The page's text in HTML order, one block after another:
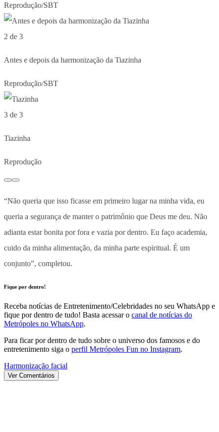
Reprodução/SBT
2 de 3
Antes e depois da harmonização da Tiazinha
Reprodução/SBT
3 de 3
Tiazinha
Reprodução
“Não queria que isso ficasse em primeiro lugar na minha vida, eu
queria a segurança de manter o patrimônio que Deus me deu. Não
adianta estar bonita por fora e vazia por dentro. Eu faço academia,
cuido da minha alimentação, da minha parte espiritual. É um
conjunto”, completou.
Fique por dentro!
Receba notícias de Entretenimento/Celebridades no seu WhatsApp e
fique por dentro de tudo! Basta acessar o canal de notícias do
Metrópoles no WhatsApp.
Para ficar por dentro de tudo sobre o universo dos famosos e do
entretenimento siga o perfil Metrópoles Fun no Instagram.
Harmonização facial
Ver Comentários